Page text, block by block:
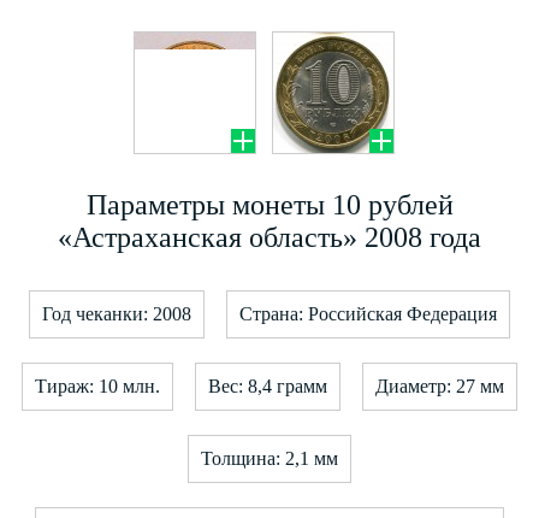
Параметры монеты 10 рублей
«Астраханская область» 2008 года
Год чеканки: 2008 Страна: Российская Федерация
Тираж: 10 млн. Вес: 8,4 грамм Диаметр: 27 мм
Толщина: 2,1 мм